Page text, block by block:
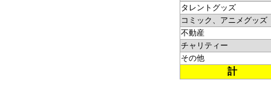
タレントグッズ
コミック、アニメグッズ
不動産
チャリティー
その他
計